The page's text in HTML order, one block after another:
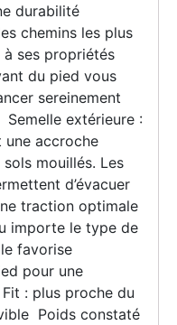
durabilité
chemins les plus
à ses propriétés
du pied vous
sereinement
extérieure :
une accroche
mouillés. Les
d’évacuer
traction optimale
importe le type de
favorise
pour une
: plus proche du
Poids constaté